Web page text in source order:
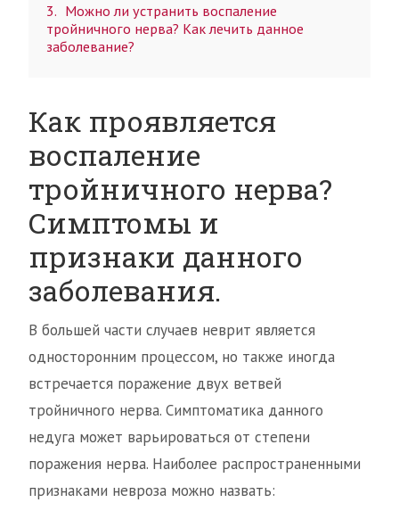
3
Можно ли устранить воспаление
тройничного нерва? Как лечить данное
заболевание?
Как проявляется
воспаление
тройничного нерва?
Симптомы и
признаки данного
заболевания.
В большей части случаев неврит является
односторонним процессом, но также иногда
встречается поражение двух ветвей
тройничного нерва. Симптоматика данного
недуга может варьироваться от степени
поражения нерва. Наиболее распространенными
признаками невроза можно назвать: